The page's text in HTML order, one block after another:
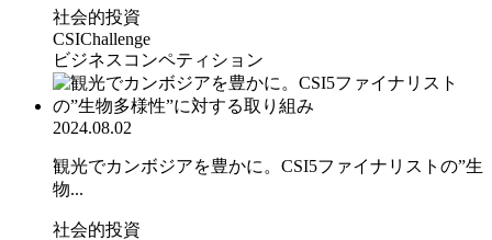
社会的投資
CSIChallenge
ビジネスコンペティション
2024.08.02
観光でカンボジアを豊かに。CSI5ファイナリストの”生
物...
社会的投資